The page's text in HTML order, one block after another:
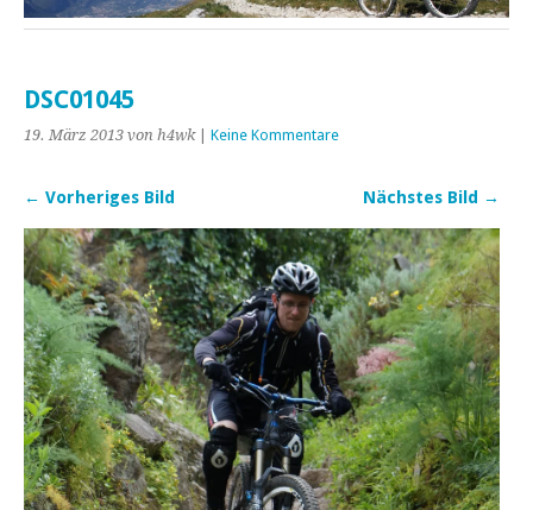
DSC01045
19. März 2013 von h4wk| Keine Kommentare
← Vorheriges Bild Nächstes Bild →